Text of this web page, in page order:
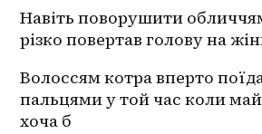
Навіть поворушити
різко повертав голову на
Волоссям котра вперто
пальцями у той час коли
хоча б